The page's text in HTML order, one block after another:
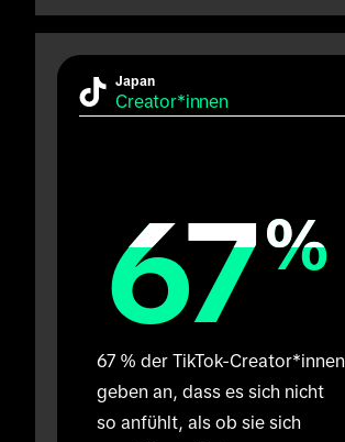
Japan
Creator*innen
67%
67%
67 % der TikTok-Creator*innen
geben an, dass es sich nicht
so anfühlt, als ob sie sich